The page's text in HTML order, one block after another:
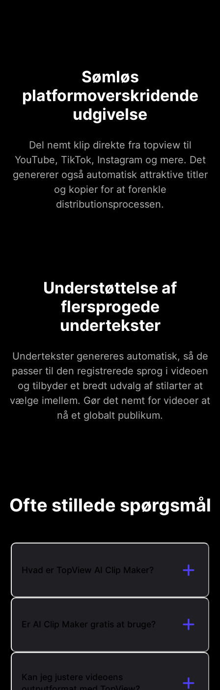
Sømløs
platformoverskridende
udgivelse
Del nemt klip direkte fra topview til
YouTube, TikTok, Instagram og mere. Det
genererer også automatisk attraktive titler
og kopier for at forenkle
distributionsprocessen.
Understøttelse af
flersprogede
undertekster
Undertekster genereres automatisk, så de
passer til den registrerede sprog i videoen
og tilbyder et bredt udvalg af stilarter at
vælge imellem. Gør det nemt for videoer at
nå et globalt publikum.
Ofte stillede spørgsmål
Hvad er TopView AI Clip Maker?
Er AI Clip Maker gratis at bruge?
Kan jeg justere videoens